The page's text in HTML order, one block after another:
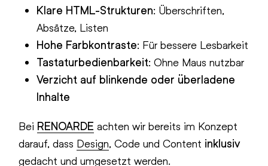
Klare HTML-Strukturen: Überschriften,
Absätze, Listen
Hohe Farbkontraste: Für bessere Lesbarkeit
Tastaturbedienbarkeit: Ohne Maus nutzbar
Verzicht auf blinkende oder überladene
Inhalte
Bei RENOARDE achten wir bereits im Konzept
darauf, dass Design, Code und Content inklusiv
gedacht und umgesetzt werden.